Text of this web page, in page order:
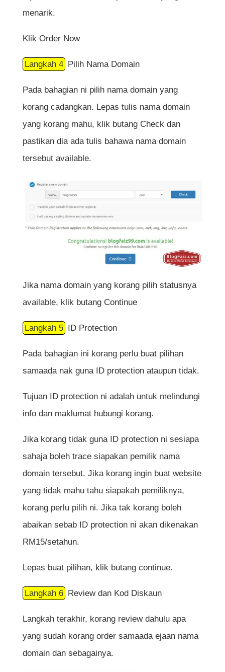
menarik.
Klik Order Now
Langkah 4 Pilih Nama Domain
Pada bahagian ni pilih nama domain yang
korang cadangkan. Lepas tulis nama domain
yang korang mahu, klik butang Check dan
pastikan dia ada tulis bahawa nama domain
tersebut available.
Jika nama domain yang korang pilih statusnya
available, klik butang Continue
Langkah 5 ID Protection
Pada bahagian ini korang perlu buat pilihan
samaada nak guna ID protection ataupun tidak.
Tujuan ID protection ni adalah untuk melindungi
info dan maklumat hubungi korang.
Jika korang tidak guna ID protection ni sesiapa
sahaja boleh trace siapakan pemilik nama
domain tersebut. Jika korang ingin buat website
yang tidak mahu tahu siapakah pemiliknya,
korang perlu pilih ni. Jika tak korang boleh
abaikan sebab ID protection ni akan dikenakan
RM15/setahun.
Lepas buat pilihan, klik butang continue.
Langkah 6 Review dan Kod Diskaun
Langkah terakhir, korang review dahulu apa
yang sudah korang order samaada ejaan nama
domain dan sebagainya.